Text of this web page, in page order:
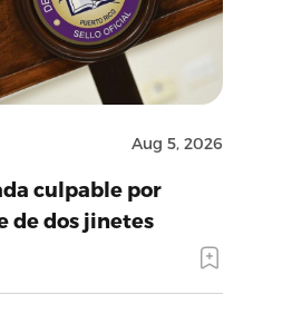
Aug 5, 2026
culpable por
de dos jinetes